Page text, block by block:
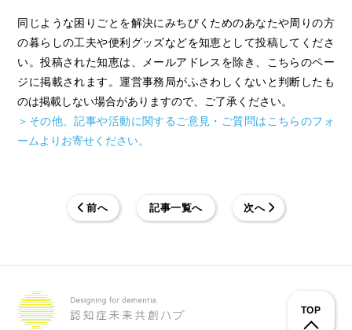
同じような困りごとを解決にみちびくためのあなたや周りの方
の暮らしの工夫や便利グッズなどを知恵として投稿してくださ
い。投稿された知恵は、メールアドレスを除き、こちらのペー
ジに掲載されます。運営事務局がふさわしくないと判断したも
のは掲載しない場合がありますので、ご了承ください。
＞その他、記事や活動に関するご意見・ご質問はこちらのフォ
ームよりお寄せください。
前へ 記事一覧へ 次へ
TOP